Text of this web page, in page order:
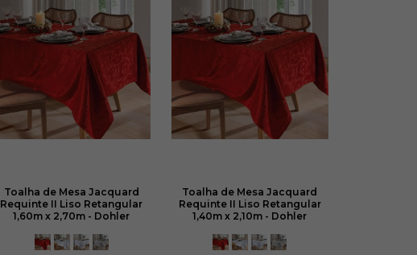
Toalha de Mesa Jacquard
Requinte II Liso Retangular
1,60m x 2,70m - Dohler
Toalha de Mesa Jacquard
Requinte II Liso Retangular
1,40m x 2,10m - Dohler